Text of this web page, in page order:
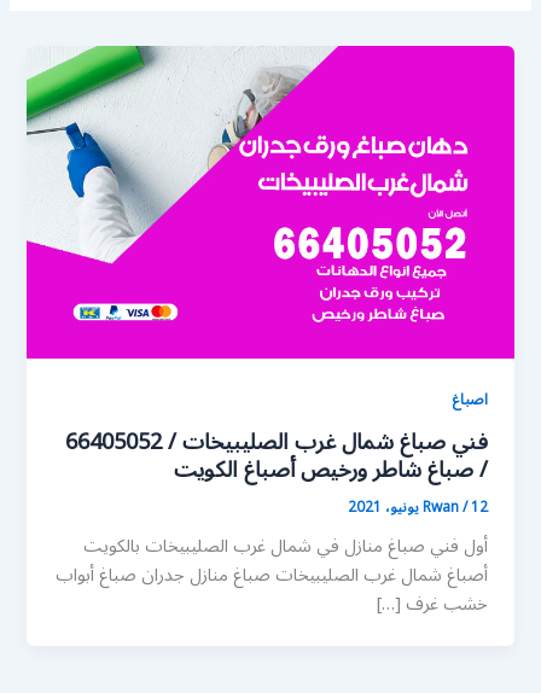
اصباغ
فني صباغ شمال غرب الصليبيخات / 66405052
/ صباغ شاطر ورخيص أصباغ الكويت
Rwan/12 يونيو، 2021
أول فني صباغ منازل في شمال غرب الصليبيخات بالكويت
أصباغ شمال غرب الصليبيخات صباغ منازل جدران صباغ أبواب
خشب غرف […]